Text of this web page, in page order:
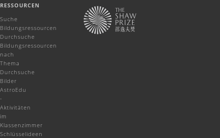
RESSOURCEN
Suche
Bildungsressourcen
Durchsuche
Bildungsressourcen
nach
Thema
Durchsuche
Bilder
AstroEdu
-
Aktivitäten
im
Klassenzimmer
Schlüsselideen